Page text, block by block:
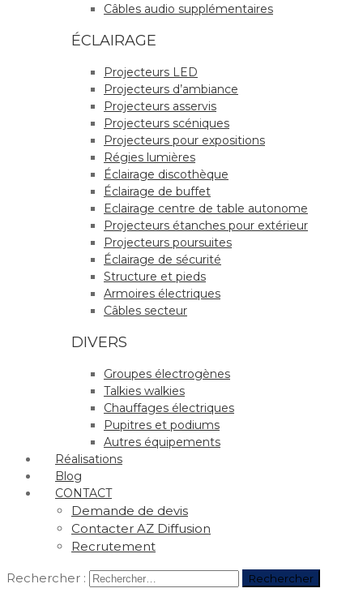
Câbles audio supplémentaires
ÉCLAIRAGE
Projecteurs LED
Projecteurs d’ambiance
Projecteurs asservis
Projecteurs scéniques
Projecteurs pour expositions
Régies lumières
Éclairage discothèque
Éclairage de buffet
Eclairage centre de table autonome
Projecteurs étanches pour extérieur
Projecteurs poursuites
Éclairage de sécurité
Structure et pieds
Armoires électriques
Câbles secteur
DIVERS
Groupes électrogènes
Talkies walkies
Chauffages électriques
Pupitres et podiums
Autres équipements
Réalisations
Blog
CONTACT
Demande de devis
Contacter AZ Diffusion
Recrutement
Rechercher :